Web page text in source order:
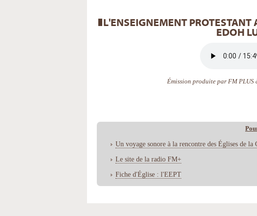
L'ENSEIGNEMENT PROTESTANT
EDOH
Émission produite par FM
Un voyage sonore à la rencontre des Églises de la
Le site de la radio FM+
Fiche d'Église : l'EEPT